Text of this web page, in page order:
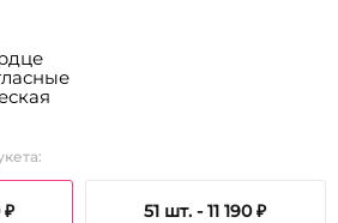
₽ 51 шт. -11 190 ₽